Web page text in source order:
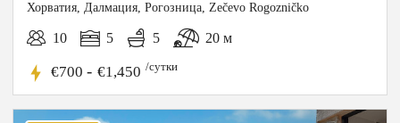
Хорватия, Далмация, Рогозница, Zečevo Rogozničko
10 5 5 20 м
€700 - €1,450 /сутки